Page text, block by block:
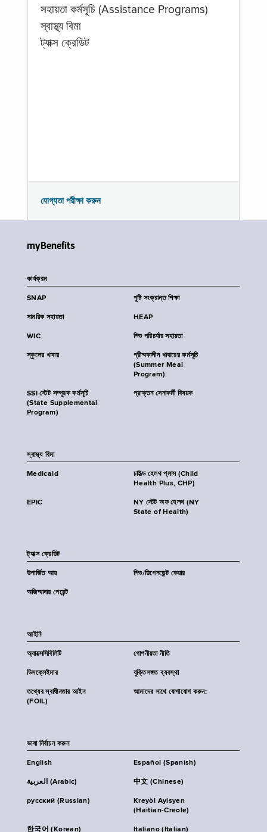
সহায়তা কর্মসূচি (Assistance Programs)
স্বাস্থ্য বিমা
ট্যাক্স ক্রেডিট
যোগ্যতা পরীক্ষা করুন
myBenefits
কার্যক্রম
SNAP পুষ্টি সংক্রান্ত শিক্ষা
সাময়িক সহায়তা HEAP
WIC শিশু পরিচর্যার সহায়তা
স্কুলের খাবার
গ্রীষ্মকালীন খাবারের কর্মসূচি
(Summer Meal
Program)
SSI স্টেট সম্পূরক কর্মসূচি
(State Supplemental
Program)
প্রাক্তন সেনাকর্মী বিষয়ক
স্বাস্থ্য বিমা
Medicaid
চাইল্ড হেলথ প্লাস (Child
Health Plus, CHP)
EPIC
NY স্টেট অফ হেলথ (NY
State of Health)
ট্যাক্স ক্রেডিট
উপার্জিত আয় শিশু/ডিপেনডেন্ট কেয়ার
অজিম্মাদার পেরেন্ট
আইনি
অ্যাক্সেসিবিলিটি গোপনীয়তা নীতি
ডিসক্লেইমার যুক্তিসঙ্গত ব্যবস্থা
তথ্যের স্বাধীনতার আইন
(FOIL)
আমাদের সাথে যোগাযোগ করুন:
ভাষা নির্বাচন করুন
English Español (Spanish)
العربية (Arabic) 中文 (Chinese)
русский (Russian)
Kreyòl Ayisyen
(Haitian-Creole)
한국어 (Korean) Italiano (Italian)